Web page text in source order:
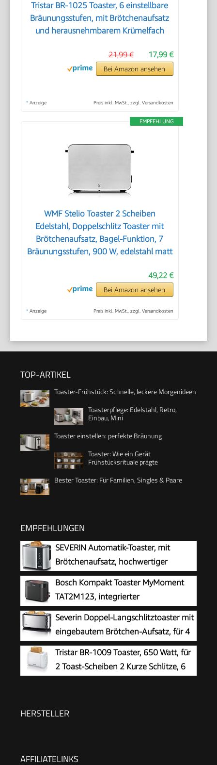
Tristar BR-1025 Toaster, 6 einstellbare
Bräunungsstufen, mit Brötchenaufsatz
und herausnehmbarem Krümelfach
17,99 €
21,99 €
Bei Amazon ansehen
* Anzeige Preis inkl. MwSt., zzgl. Versandkosten
EMPFEHLUNG
WMF Stelio Toaster 2 Scheiben
Edelstahl, Doppelschlitz Toaster mit
Brötchenaufsatz, Bagel-Funktion, 7
Bräunungsstufen, 900 W, edelstahl matt
49,22 €
Bei Amazon ansehen
* Anzeige Preis inkl. MwSt., zzgl. Versandkosten
TOP-ARTIKEL
Toaster-Frühstück: Schnelle, leckere Morgenideen
Toasterpflege: Edelstahl, Retro,
Einbau, Mini
Toaster einstellen: perfekte Bräunung
Toaster: Wie ein Gerät
Frühstücksrituale prägte
Bester Toaster: Für Familien, Singles & Paare
EMPFEHLUNGEN
SEVERIN Automatik-Toaster, mit
Brötchenaufsatz, hochwertiger
Edelstahl Toaster zum Toasten,
Auftauen und Erwärmen, 800 W,steel, AT 2589
Bosch Kompakt Toaster MyMoment
TAT2M123, integrierter
Brötchenaufsatz, mit Auftaufunktion,
mit Abschaltautomatik, Liftfunktion,
Brotzentrierung, perfekt für 2 Scheiben, 800
Watt, Schwarz matt
Severin Doppel-Langschlitztoaster mit
eingebautem Brötchen-Aufsatz, für 4
Brotscheiben, Brotscheibenzentrierung,
Aufwärm- und Defroster-Stufe, Edelstahl
gebürstet, schwarz, 1.400 W, AT 2509
Tristar BR-1009 Toaster, 650 Watt, für
2 Toast-Scheiben 2 Kurze Schlitze, 6
HERSTELLER
AFFILIATELINKS